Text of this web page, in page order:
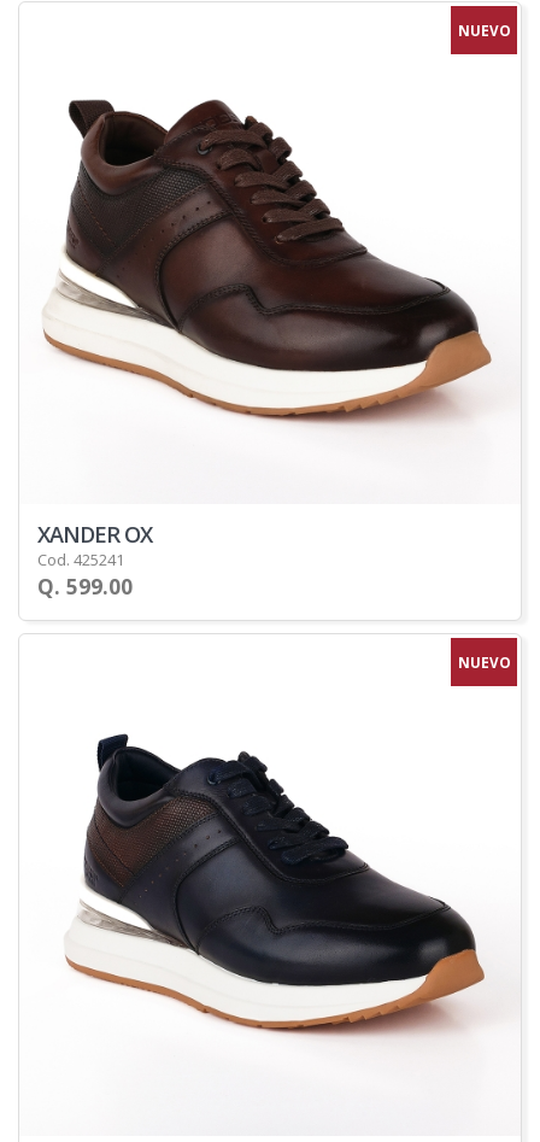
NUEVO
XANDER OX
Cod. 425241
Q. 599.00
NUEVO